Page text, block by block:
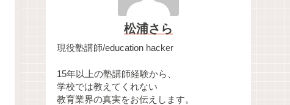
松浦さら
現役塾講師/education hacker
15年以上の塾講師経験から、
学校では教えてくれない
教育業界の真実をお伝えします。